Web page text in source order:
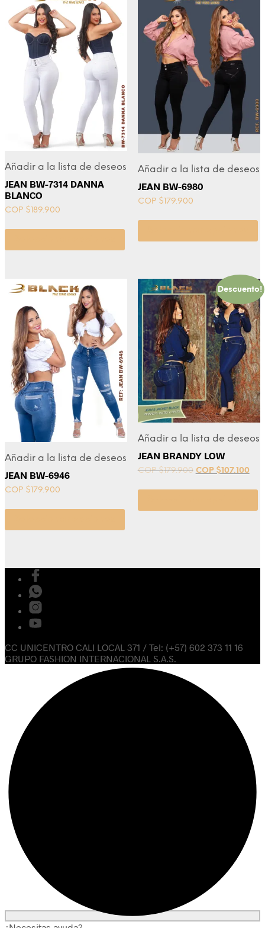
Añadir a la lista de deseos
JEAN BW-7314 DANNA
BLANCO
COP $ 189.900
Añadir a la lista de deseos
JEAN BW-6980
COP $ 179.900
Añadir a la lista de deseos
JEAN BW-6946
COP $ 179.900
Descuento!
Añadir a la lista de deseos
JEAN BRANDY LOW
COP $179.900 COP $107.100
CC UNICENTRO CALI LOCAL 371 / Tel: (+57) 602 373 11 16
GRUPO FASHION INTERNACIONAL S.A.S.